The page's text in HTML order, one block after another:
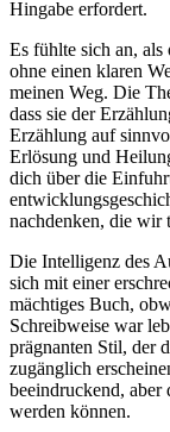
Hingabe erfordert.
Es fühlte sich an,
ohne einen klaren
meinen Weg. Die
dass sie der
Erzählung auf
Erlösung und
dich über die
nachdenken, die wir
Die Intelligenz des
sich mit einer
mächtiges Buch,
Schreibweise war
prägnanten Stil, der
zugänglich
beeindruckend, aber
werden können.